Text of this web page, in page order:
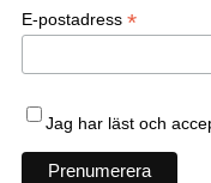
E-postadress *
Jag har läst och